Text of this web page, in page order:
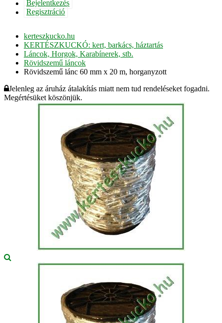
Bejelentkezés
Regisztráció
kerteszkucko.hu
KERTÉSZKUCKÓ: kert, barkács, háztartás
Láncok, Horgok, Karabínerek, stb.
Rövidszemű láncok
Rövidszemű lánc 60 mm x 20 m, horganyzott
Jelenleg az áruház átalakítás miatt nem tud rendeléseket fogadni.
Megértésüket köszönjük.